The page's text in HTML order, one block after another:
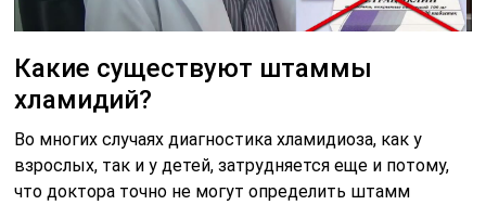
Какие существуют штаммы
хламидий?
Во многих случаях диагностика хламидиоза, как у
взрослых, так и у детей, затрудняется еще и потому,
что доктора точно не могут определить штамм